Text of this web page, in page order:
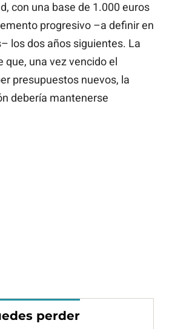
con una base de 1.000 euros
progresivo –a definir en
los dos años siguientes. La
que, una vez vencido el
presupuestos nuevos, la
debería mantenerse
perder